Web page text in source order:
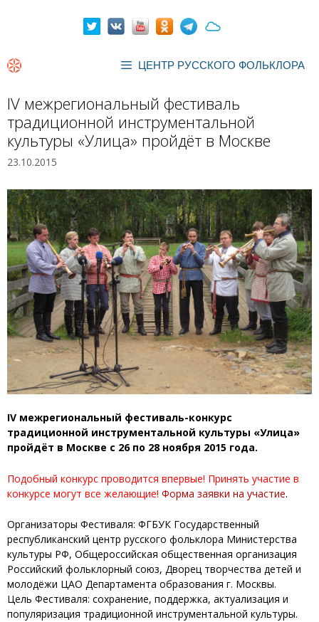
ЦЕНТР РУССКОГО ФОЛЬКЛОРА
IV межрегиональный фестиваль
традиционной инструментальной
культуры «Улица» пройдёт в Москве
23.10.2015
IV межрегиональный фестиваль-конкурс
традиционной инструментальной культуры «Улица»
пройдёт в Москве с 26 по 28 ноября 2015 года.
Подобный конкурс проводится впервые! Принять участие в
конкурсе могут все желающие! Форма заявки на участие.
Организаторы Фестиваля: ФГБУК Государственный
республиканский центр русского фольклора Министерства
культуры РФ, Общероссийская общественная организация
Российский фольклорный союз, Дворец творчества детей и
молодёжи ЦАО Департамента образования г. Москвы.
Цель Фестиваля: сохранение, поддержка, актуализация и
популяризация традиционной инструментальной культуры.